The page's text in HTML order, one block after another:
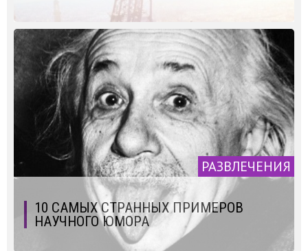
РАЗВЛЕЧЕНИЯ
10 САМЫХ СТРАННЫХ ПРИМЕРОВ
НАУЧНОГО ЮМОРА